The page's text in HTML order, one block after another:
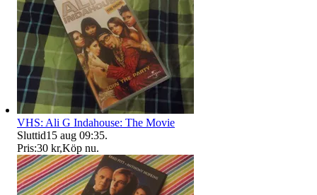
VHS: Ali G Indahouse: The Movie
Sluttid15 aug 09:35.
Pris:30 kr,Köp nu.